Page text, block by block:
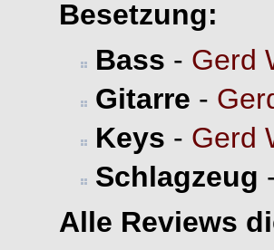
Besetzung:
Bass - Gerd
Gitarre -
Keys - Gerd
Schlagzeug
Alle Reviews